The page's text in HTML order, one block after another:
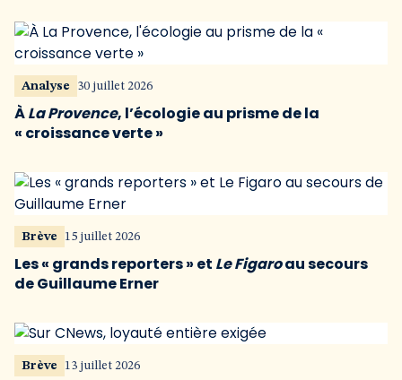
Analyse 30 juillet 2026
ÀLa Provence, l’écologie au prisme de la
« croissance verte »
Brève 15 juillet 2026
Les « grands reporters » et Le Figaroau secours
de Guillaume Erner
Brève 13 juillet 2026